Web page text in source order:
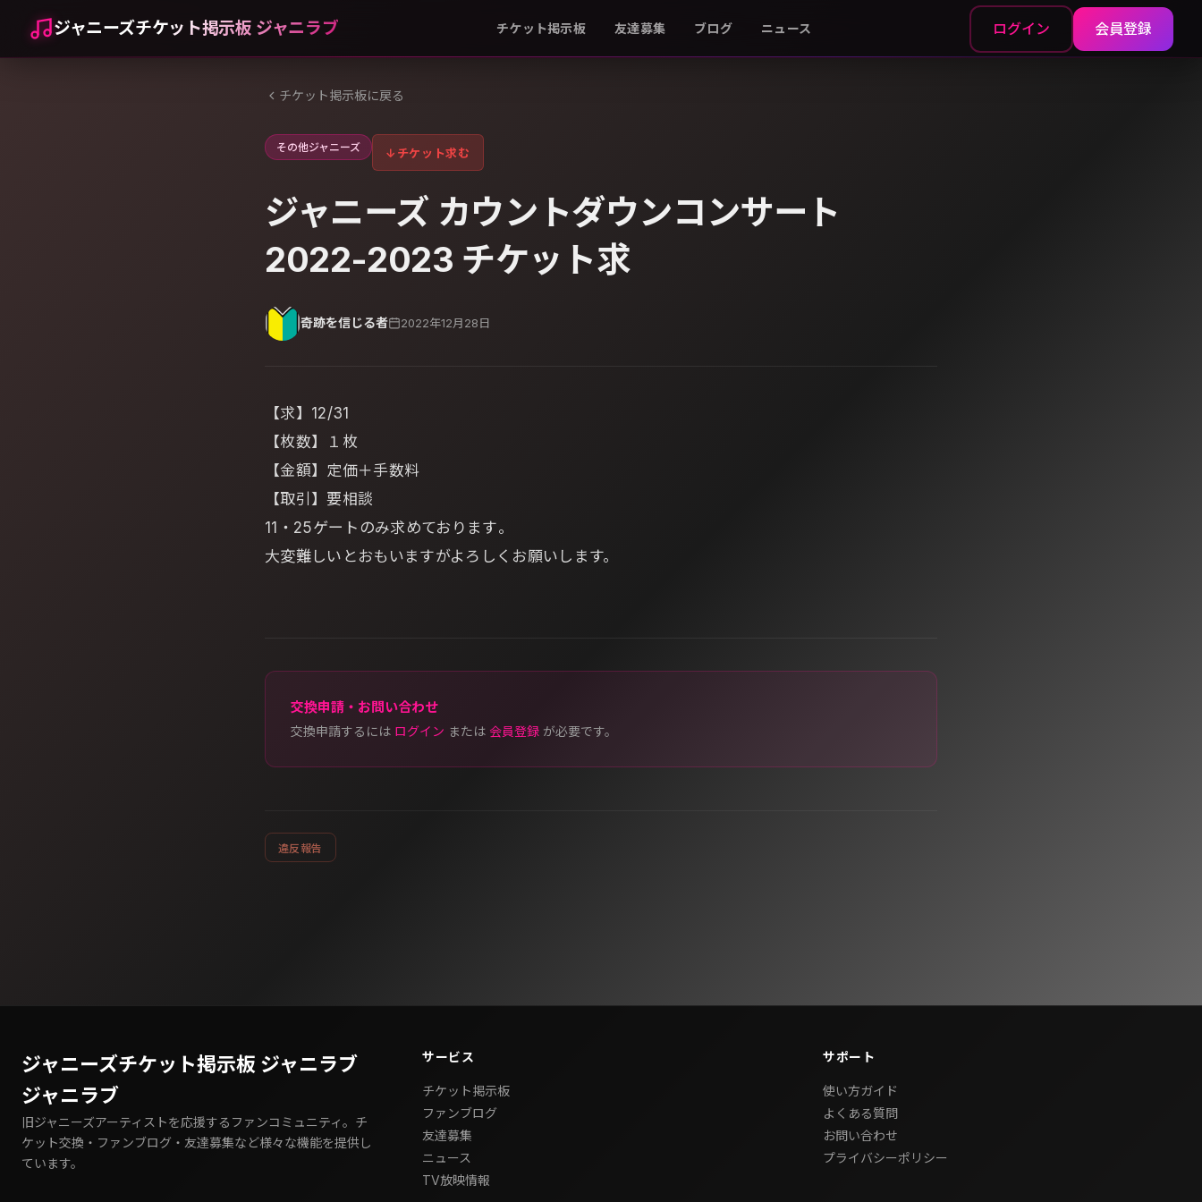
ジャニーズチケット掲示板 ジャニラブ チケット掲示板 友達募集 ブログ ニュース ログイン 会員登録
チケット掲示板に戻る
その他ジャニーズ ↓ チケット求む
ジャニーズ カウントダウンコンサート
2022-2023 チケット求
奇跡を信じる者 2022年12月28日
【求】12/31
【枚数】１枚
【金額】定価＋手数料
【取引】要相談
11・25ゲートのみ求めております｡
大変難しいとおもいますがよろしくお願いします。
交換申請・お問い合わせ
交換申請するには ログイン または 会員登録 が必要です。
違反報告
ジャニーズチケット掲示板 ジャニラブ
ジャニラブ
旧ジャニーズアーティストを応援するファンコミュニティ。チ
ケット交換・ファンブログ・友達募集など様々な機能を提供し
ています。
サービス
チケット掲示板
ファンブログ
友達募集
ニュース
TV放映情報
サポート
使い方ガイド
よくある質問
お問い合わせ
プライバシーポリシー